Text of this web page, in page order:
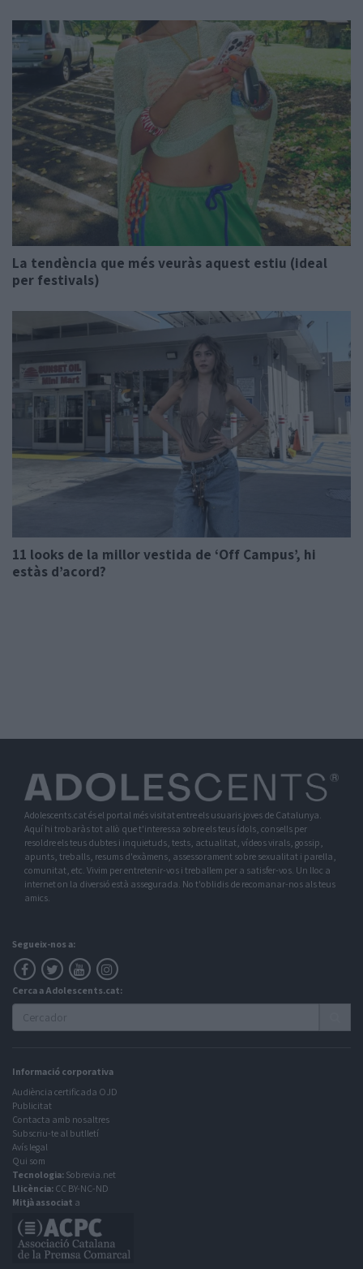
La tendència que més veuràs aquest estiu (ideal
per festivals)
11 looks de la millor vestida de ‘Off Campus’, hi
estàs d’acord?
Adolescents.cat és el portal més visitat entre els usuaris joves de Catalunya.
Aquí hi trobaràs tot allò que t'interessa sobre els teus ídols, consells per
resoldre els teus dubtes i inquietuds, tests, actualitat, vídeos virals, gossip,
apunts, treballs, resums d'exàmens, assessorament sobre sexualitat i parella,
comunitat, etc. Vivim per entretenir-vos i treballem per a satisfer-vos. Un lloc a
internet on la diversió està assegurada. No t'oblidis de recomanar-nos als teus
amics.
Segueix-nos a:
Cerca a Adolescents.cat:
Informació corporativa
Audiència certificada OJD
Publicitat
Contacta amb nosaltres
Subscriu-te al butlletí
Avís legal
Qui som
Tecnologia: Sobrevia.net
Llicència: CC BY-NC-ND
Mitjà associat a